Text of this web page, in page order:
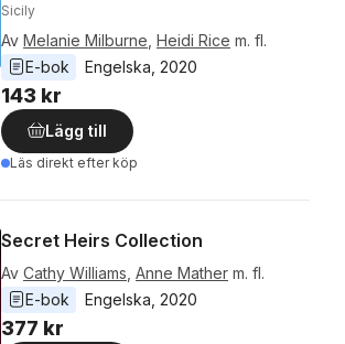
Sicily
Av Melanie Milburne Heidi Rice m. fl.
E-bok
Engelska 2020
143 kr
Lägg till
Läs direkt efter köp
Secret Heirs Collection
Av Cathy Williams Anne Mather m. fl.
E-bok
Engelska 2020
377 kr